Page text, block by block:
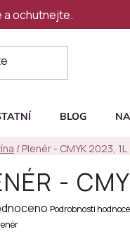
a ochutnejte.
BLOG
/ Plenér - CMYK 2023, 1L
-
Podrobnosti